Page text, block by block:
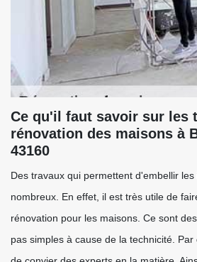
Ce qu'il faut savoir sur les
rénovation des maisons à
43160
Des travaux qui permettent d'embellir
nombreux. En effet, il est très utile de
rénovation pour les maisons. Ce sont
pas simples à cause de la technicité.